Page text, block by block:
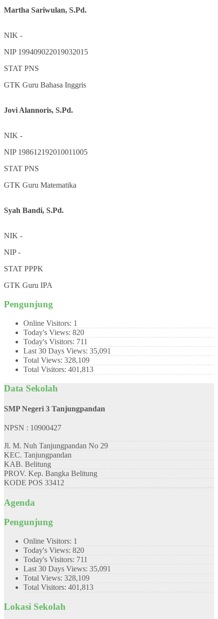
Martha Sariwulan, S.Pd.
NIK -
NIP 199409022019032015
STAT PNS
GTK Guru Bahasa Inggris
Jovi Alannoris, S.Pd.
NIK -
NIP 198612192010011005
STAT PNS
GTK Guru Matematika
Syah Bandi, S.Pd.
NIK -
NIP-
STAT PPPK
GTK Guru IPA
Pengunjung
Online Visitors: 1
Today's Views: 820
Today's Visitors: 711
Last 30 Days Views: 35,091
Total Views: 328,109
Total Visitors: 401,813
Data Sekolah
SMP Negeri 3 Tanjungpandan
NPSN : 10900427
Jl. M. Nuh Tanjungpandan No 29
KEC. Tanjungpandan
KAB. Belitung
PROV. Kep. Bangka Belitung
KODE POS 33412
Agenda
Pengunjung
Online Visitors: 1
Today's Views: 820
Today's Visitors: 711
Last 30 Days Views: 35,091
Total Views: 328,109
Total Visitors: 401,813
Lokasi Sekolah